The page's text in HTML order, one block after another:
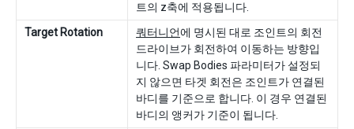
트의 z축에 적용됩니다.
Target Rotation
쿼터니언에 명시된 대로 조인트의 회전
드라이브가 회전하여 이동하는 방향입
니다. Swap Bodies 파라미터가 설정되
지 않으면 타겟 회전은 조인트가 연결된
바디를 기준으로 합니다. 이 경우 연결된
바디의 앵커가 기준이 됩니다.